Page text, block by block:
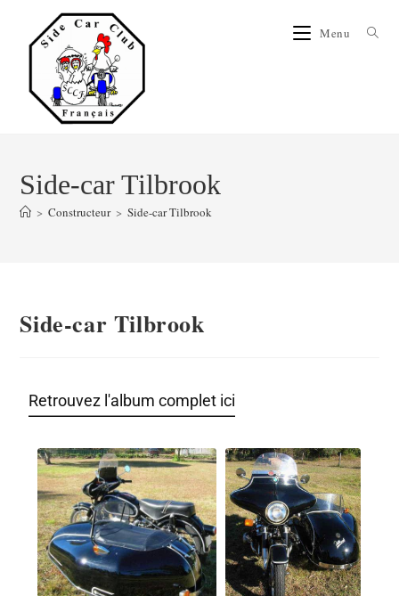
Menu
Side-car Tilbrook
> Constructeur > Side-car Tilbrook
Side-car Tilbrook
Retrouvez l'album complet ici